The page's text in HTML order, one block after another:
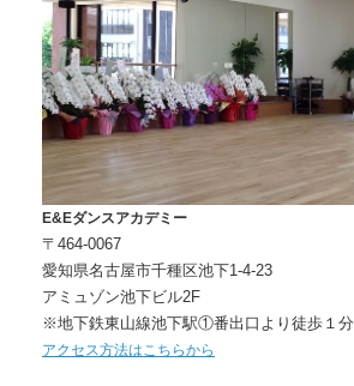
E&Eダンスアカデミー
〒464-0067
愛知県名古屋市千種区池下1-4-23
アミュゾン池下ビル2F
※地下鉄東山線池下駅①番出口より徒歩１分
アクセス方法はこちらから